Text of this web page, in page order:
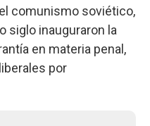
comunismo soviético,
siglo inauguraron la
en materia penal,
por